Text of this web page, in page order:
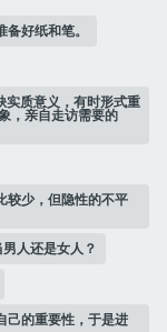
好纸和笔。
实质意义，有时形式重
，亲自走访需要的
较少，但隐性的不平
人还是女人？
己的重要性，于是进